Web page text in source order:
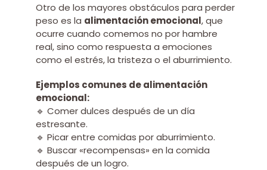
Otro de los mayores obstáculos para perder
peso es la alimentación emocional, que
ocurre cuando comemos no por hambre
real, sino como respuesta a emociones
como el estrés, la tristeza o el aburrimiento.
Ejemplos comunes de alimentación
emocional:
🔹 Comer dulces después de un día
estresante.
🔹 Picar entre comidas por aburrimiento.
🔹 Buscar «recompensas» en la comida
después de un logro.